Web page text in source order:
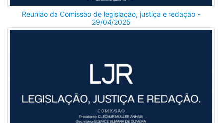
Reunião da Comissão de legislação, justiça e redação -
29/04/2025